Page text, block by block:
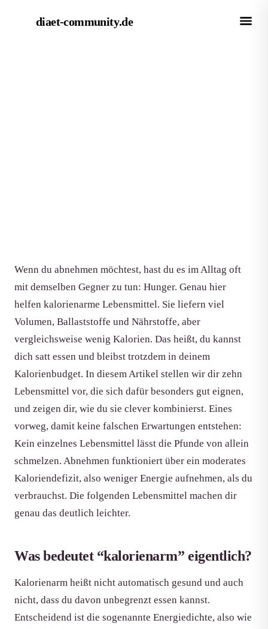
diaet-community.de
Wenn du abnehmen möchtest, hast du es im Alltag oft
mit demselben Gegner zu tun: Hunger. Genau hier
helfen kalorienarme Lebensmittel. Sie liefern viel
Volumen, Ballaststoffe und Nährstoffe, aber
vergleichsweise wenig Kalorien. Das heißt, du kannst
dich satt essen und bleibst trotzdem in deinem
Kalorienbudget. In diesem Artikel stellen wir dir zehn
Lebensmittel vor, die sich dafür besonders gut eignen,
und zeigen dir, wie du sie clever kombinierst. Eines
vorweg, damit keine falschen Erwartungen entstehen:
Kein einzelnes Lebensmittel lässt die Pfunde von allein
schmelzen. Abnehmen funktioniert über ein moderates
Kaloriendefizit, also weniger Energie aufnehmen, als du
verbrauchst. Die folgenden Lebensmittel machen dir
genau das deutlich leichter.
Was bedeutet “kalorienarm” eigentlich?
Kalorienarm heißt nicht automatisch gesund und auch
nicht, dass du davon unbegrenzt essen kannst.
Entscheidend ist die sogenannte Energiedichte, also wie